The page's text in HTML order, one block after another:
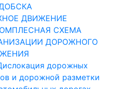
ДВИЖЕНИЕ
СХЕМА
ДОРОЖНОГО
дорожных
и дорожной разметки